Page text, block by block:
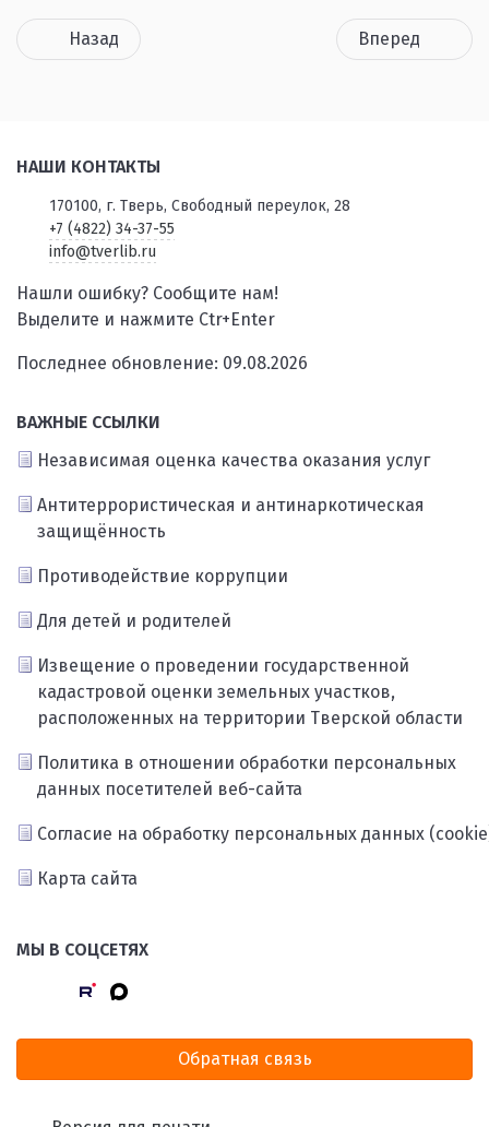
Назад Вперед
НАШИ КОНТАКТЫ
170100, г. Тверь, Свободный переулок, 28
+7 (4822) 34-37-55
info@tverlib.ru
Нашли ошибку? Сообщите нам!
Выделите и нажмите Ctr+Enter
Последнее обновление: 09.08.2026
ВАЖНЫЕ ССЫЛКИ
Независимая оценка качества оказания услуг
Антитеррористическая и антинаркотическая
защищённость
Противодействие коррупции
Для детей и родителей
Извещение о проведении государственной
кадастровой оценки земельных участков,
расположенных на территории Тверской области
Политика в отношении обработки персональных
данных посетителей веб-сайта
Согласие на обработку персональных данных
Карта сайта
МЫ В СОЦСЕТЯХ
Обратная связь